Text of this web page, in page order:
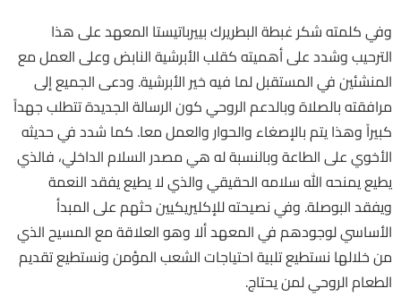
وفي كلمته شكر غبطة البطريرك بييرباتيستا المعهد على هذا
الترحيب وشدد على أهميته كقلب الأبرشية النابض وعلى العمل مع
المنشئين في المستقبل لما فيه خير الأبرشية. ودعى الجميع إلى
مرافقته بالصلاة وبالدعم الروحي كون الرسالة الجديدة تتطلب جهداً
كبيراً وهذا يتم بالإصغاء والحوار والعمل معا. كما شدد في حديثه
الأخوي على الطاعة وبالنسبة له هي مصدر السلام الداخلي، فالذي
يطيع يمنحه الله سلامه الحقيقي والذي لا يطيع يفقد النعمة
ويفقد البوصلة. وفي نصيحته للإكليريكيين حثهم على المبدأ
الأساسي لوجودهم في المعهد ألا وهو العلاقة مع المسيح الذي
من خلالها نستطيع تلبية احتياجات الشعب المؤمن ونستطيع تقديم
الطعام الروحي لمن يحتاج.